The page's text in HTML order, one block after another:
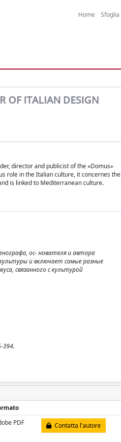
Home Sfoglia
ITALIAN DESIGN
director and publicist of the «Domus»
role in the Italian culture, it concernes the
is linked to Mediterranean culture.
ос- нователя и автора
и включает самые разные
связанного с культурой
394.
PDF Contatta l'autore